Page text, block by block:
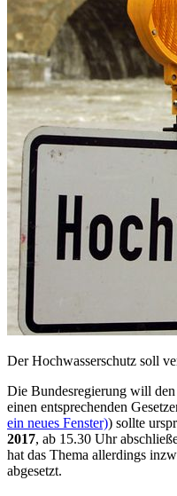
Der Hochwasserschutz soll
Die Bundesregierung will den
einen entsprechenden
ein neues Fenster)) sollte
2017, ab 15.30 Uhr
hat das Thema allerdings
abgesetzt.